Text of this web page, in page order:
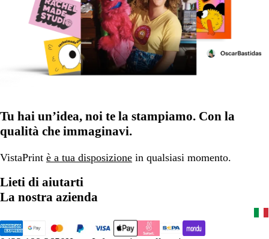
Tu hai un’idea, noi te la stampiamo. Con la
qualità che immaginavi.
VistaPrint è a tua disposizione in qualsiasi momento.
Lieti di aiutarti
La nostra azienda